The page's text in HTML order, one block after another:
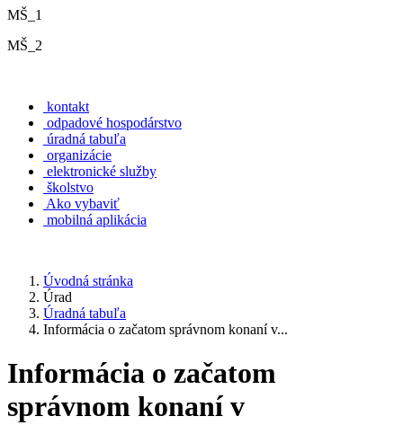
MŠ_1
MŠ_2
kontakt
odpadové hospodárstvo
úradná tabuľa
organizácie
elektronické služby
školstvo
Ako vybaviť
mobilná aplikácia
Úvodná stránka
Úrad
Úradná tabuľa
Informácia o začatom správnom konaní v...
Informácia o začatom
správnom konaní v